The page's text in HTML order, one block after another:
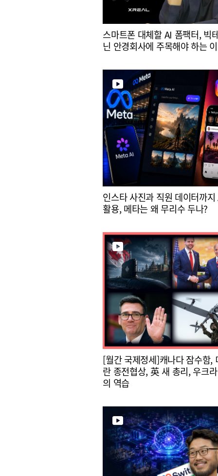
스마트폰 대체할 AI 폼팩터, 빅
닌 안경회사에 주목해야 하는
인스타 사진과 직원 데이터까
활용, 메타는 왜 무리수 두나?
[월간 국제정세]캐나다 잠수함,
란 종전협상, 英 새 총리, 우크
의 역습